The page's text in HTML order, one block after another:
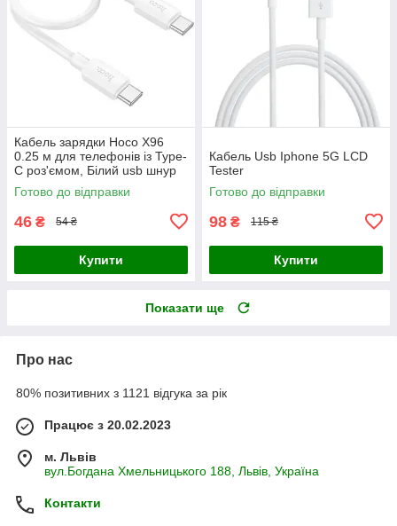
Кабель зарядки Hoco X96
0.25 м для телефонів із Type-
C роз'ємом, Білий usb шнур
60W для швидкого
заряджання смартфонів
Готово до відправки
46 ₴ 54 ₴
Купити
Кабель Usb Iphone 5G LCD
Tester
Готово до відправки
98 ₴ 115 ₴
Купити
Показати ще
Про нас
80% позитивних з 1121 відгука за рік
Працює з 20.02.2023
м. Львів
вул.Богдана Хмельницького 188, Львів, Україна
Контакти